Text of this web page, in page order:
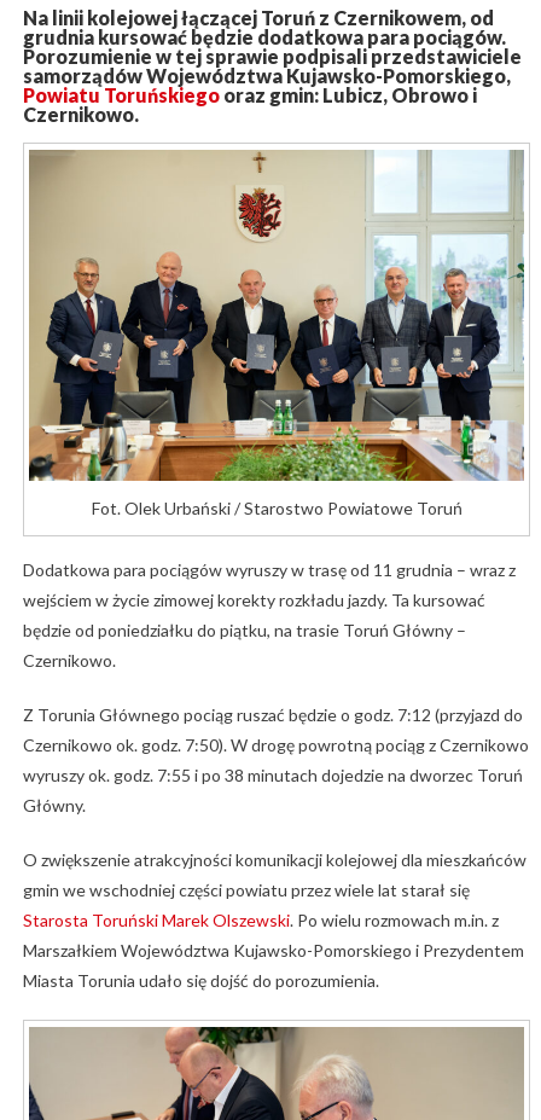
Na linii kolejowej łączącej Toruń z Czernikowem, od
grudnia kursować będzie dodatkowa para pociągów.
Porozumienie w tej sprawie podpisali przedstawiciele
samorządów Województwa Kujawsko-Pomorskiego,
Powiatu Toruńskiegooraz gmin: Lubicz, Obrowo i
Czernikowo.
Fot. Olek Urbański / Starostwo Powiatowe Toruń
Dodatkowa para pociągów wyruszy w trasę od 11 grudnia – wraz z
wejściem w życie zimowej korekty rozkładu jazdy. Ta kursować
będzie od poniedziałku do piątku, na trasie Toruń Główny –
Czernikowo.
Z Torunia Głównego pociąg ruszać będzie o godz. 7:12 (przyjazd do
Czernikowo ok. godz. 7:50). W drogę powrotną pociąg z Czernikowo
wyruszy ok. godz. 7:55 i po 38 minutach dojedzie na dworzec Toruń
Główny.
O zwiększenie atrakcyjności komunikacji kolejowej dla mieszkańców
gmin we wschodniej części powiatu przez wiele lat starał się
Starosta Toruński Marek Olszewski. Po wielu rozmowach m.in. z
Marszałkiem Województwa Kujawsko-Pomorskiego i Prezydentem
Miasta Torunia udało się dojść do porozumienia.